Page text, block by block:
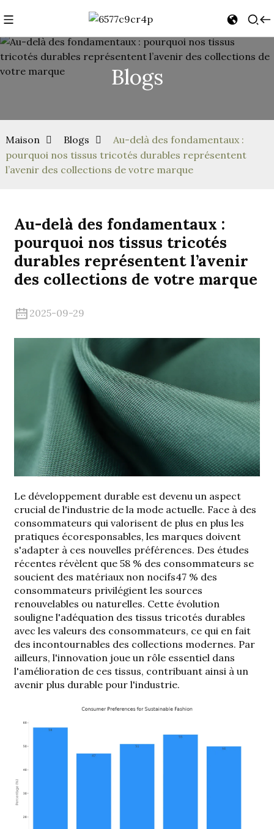
Blogs
Maison Blogs
Au-delà des fondamentaux :
pourquoi nos tissus tricotés durables représentent
l’avenir des collections de votre marque
Au-delà des fondamentaux :
pourquoi nos tissus tricotés
durables représentent l’avenir
des collections de votre marque
2025-09-29
Le développement durable est devenu un aspect
crucial de l'industrie de la mode actuelle. Face à des
consommateurs qui valorisent de plus en plus les
pratiques écoresponsables, les marques doivent
s'adapter à ces nouvelles préférences. Des études
récentes révèlent que 58 % des consommateurs se
soucient des matériaux non nocifs47 % des
consommateurs privilégient les sources
renouvelables ou naturelles. Cette évolution
souligne l'adéquation des tissus tricotés durables
avec les valeurs des consommateurs, ce qui en fait
des incontournables des collections modernes. Par
ailleurs, l'innovation joue un rôle essentiel dans
l'amélioration de ces tissus, contribuant ainsi à un
avenir plus durable pour l'industrie.